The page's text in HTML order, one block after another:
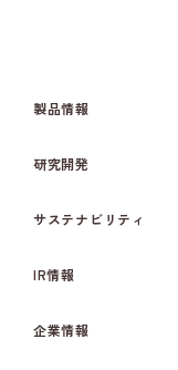
製品情報
研究開発
サステナビリティ
IR情報
企業情報